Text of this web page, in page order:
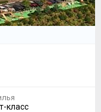
класс